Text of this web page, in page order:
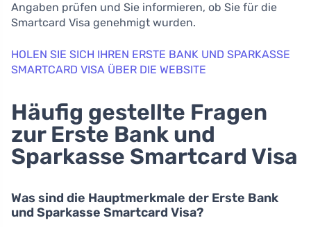
Angaben prüfen und Sie informieren, ob Sie für die
Smartcard Visa genehmigt wurden.
HOLEN SIE SICH IHREN ERSTE BANK UND SPARKASSE
SMARTCARD VISA ÜBER DIE WEBSITE
Häufig gestellte Fragen
zur Erste Bank und
Sparkasse Smartcard Visa
Was sind die Hauptmerkmale der Erste Bank
und Sparkasse Smartcard Visa?